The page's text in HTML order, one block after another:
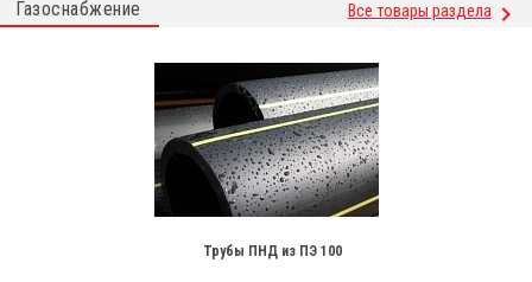
Газоснабжение Все товары раздела
Трубы ПНД из ПЭ 100